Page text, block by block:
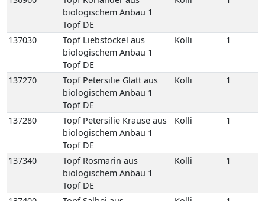
137270
Topf Petersilie Glatt aus
biologischem Anbau 1
Topf DE
Kolli 1
137280
Topf Petersilie Krause aus
biologischem Anbau 1
Topf DE
Kolli 1
137340
Topf Rosmarin aus
biologischem Anbau 1
Topf DE
Kolli 1
137400
Topf Salbei aus
biologischem Anbau 1
Topf DE
Kolli 1
137450
Topf Schnittlauch aus
biologischem Anbau 1
Topf DE
Kolli 1